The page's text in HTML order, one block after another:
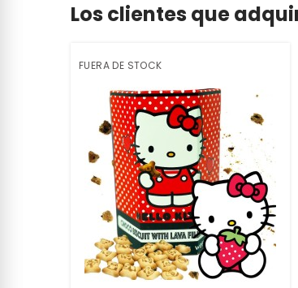
Los clientes que
FUERA DE STOCK